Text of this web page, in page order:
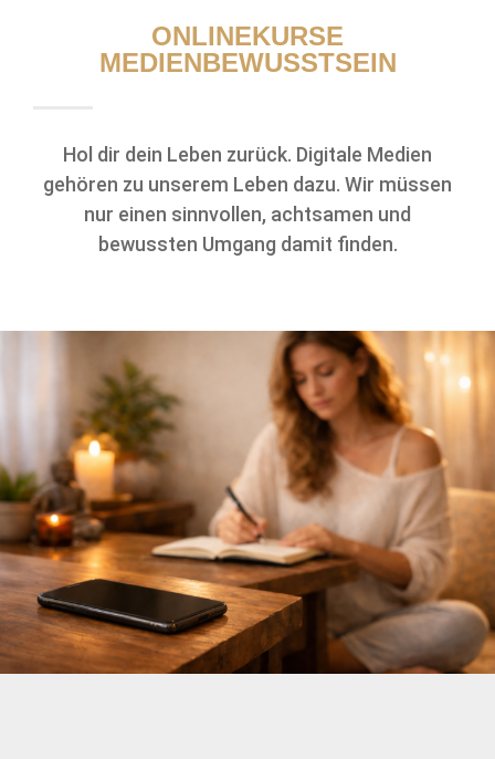
ONLINEKURSE
MEDIENBEWUSSTSEIN
Hol dir dein Leben zurück. Digitale Medien
gehören zu unserem Leben dazu. Wir müssen
nur einen sinnvollen, achtsamen und
bewussten Umgang damit finden.